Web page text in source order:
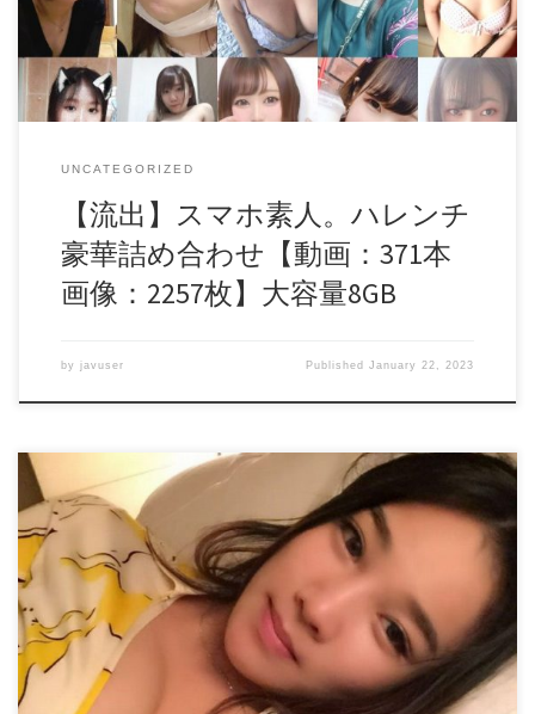
ートと意外なセクシーP 商品ID: 20164963c97b0cbb91b […]
は他に無いものだと思います。 限定販売ですので、お早め
にどうぞ。 by Love Panty daofile772551.rar – 1.9 GB772552.rar –
1.6 GB772553.rar – 1.9 GB772554.rar – 1.3 GB772555.rar – 1.4 GB
UNCATEGORIZED
【流出】スマホ素人。ハレンチ
豪華詰め合わせ【動画：371本
画像：2257枚】大容量8GB
by javuser PublishedJanuary 22, 2023
【流出】ミスコンの超美女の変態姿流出事件【4GB特典】 ■
商品詳細 ■ ーーー本編ーーー 普段はきらびやかな世界で暮
らしていたお上品な美女のご紹介 この子はミスコンなどに
も出場していたようで入賞している様子もうかがえます。
そんな子の闇の部分が流出してしまいました。 生々しいの
で耐性のない方はお控えください。 写真付きです。 ーーー
特典ーーー ・FileA 国産のミスコン、有名人の流れ出てしま
った淫乱な姿をまとめました これがメインでもいいくらい
のクオリティです。 ・FileB 1.3GB分の隣国素人セット。 他で
は見れない生々しい素人のすべてを詰めました。 by ORANGE